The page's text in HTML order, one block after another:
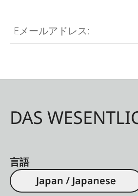
DAS
言語
Japan / Japanese